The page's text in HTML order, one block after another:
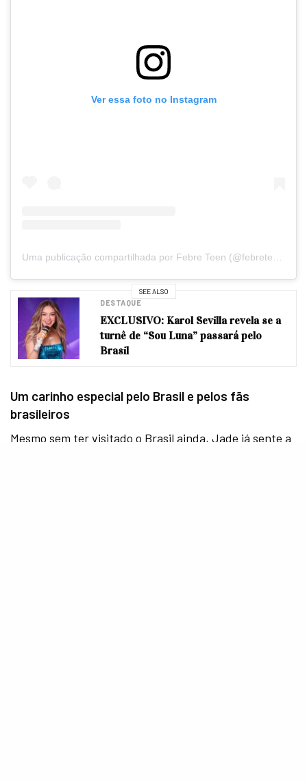
Ver essa foto no Instagram
Uma publicação compartilhada por Febre Teen (@febreteen)
SEE ALSO
DESTAQUE
EXCLUSIVO: Karol Sevilla revela se a
turnê de “Sou Luna” passará pelo
Brasil
Um carinho especial pelo Brasil e pelos fãs
brasileiros
Mesmo sem ter visitado o Brasil ainda, Jade já sente a